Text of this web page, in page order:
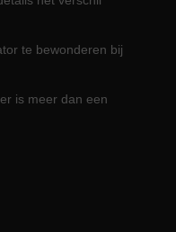
te bewonderen bij
is meer dan een